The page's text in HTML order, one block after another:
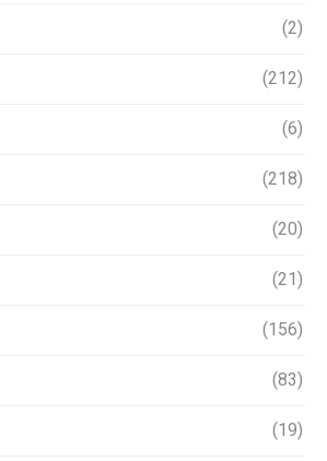
(2)
(212)
(6)
(218)
(20)
(21)
(156)
(83)
(19)